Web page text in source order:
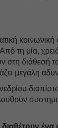
τη μία,
στη διάθεσή
μεγάλη